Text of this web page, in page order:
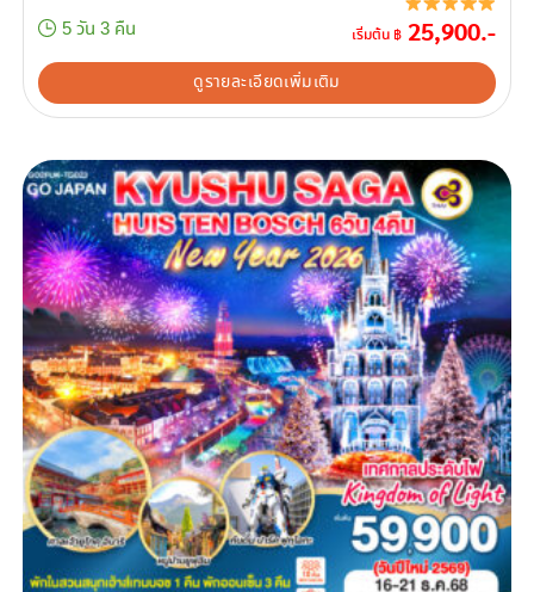
5 วัน 3 คืน เริ่มต้น ฿ 25,900.-
ดูรายละเอียดเพิ่มเติม